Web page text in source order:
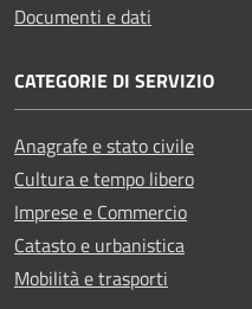
Documenti e dati
CATEGORIE DI SERVIZIO
Anagrafe e stato civile
Cultura e tempo libero
Imprese e Commercio
Catasto e urbanistica
Mobilità e trasporti